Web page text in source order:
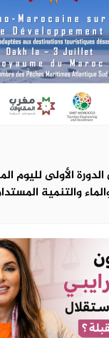
الأولى لليوم
والتنمية